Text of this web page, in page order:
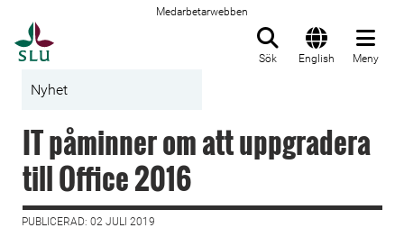
Medarbetarwebben
Sök English Meny
Nyhet
IT påminner om att uppgradera
till Office 2016
PUBLICERAD: 02 JULI 2019